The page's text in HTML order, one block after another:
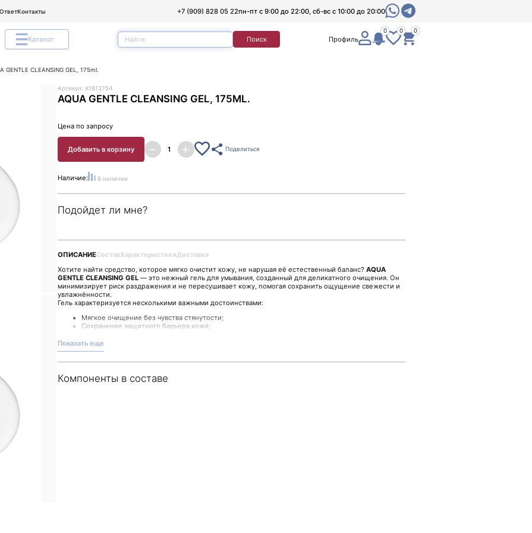
Контакты +7 (909) 828 05 22пн-пт с 9:00 до 22:00, сб-вс с 10:00 до 20:00
Каталог Поиск Профиль
0 0 0
GENTLE CLEANSING GEL, 175ml.
Артикул: X1813754
AQUA GENTLE CLEANSING GEL, 175ML.
Цена по запросу
Добавить в корзину Поделиться
Наличие: В наличии
Подойдет ли мне?
ОПИСАНИЕСоставХарактеристикиДоставка
Хотите найти средство, которое мягко очистит кожу, не нарушая её естественный баланс? AQUA
GENTLE CLEANSING GEL — это нежный гель для умывания, созданный для деликатного очищения. Он
минимизирует риск раздражения и не пересушивает кожу, помогая сохранить ощущение свежести и
увлажнённости.
Гель характеризуется несколькими важными достоинствами:
Мягкое очищение без чувства стянутости;
Сохранение защитного барьера кожи;
Его формула разработана с учетом необходимости тонко воздействовать на кожу, помогая обновить
температуры.
Средство прекрасно впишется в ежедневный уход, создавая основу для дальнейших этапов
Показать еще
Компоненты в составе